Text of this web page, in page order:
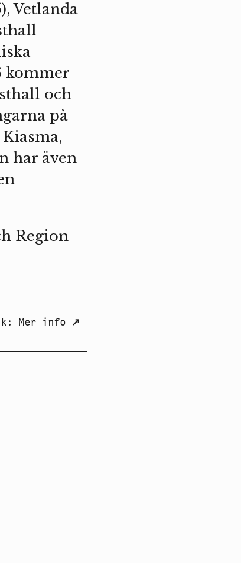
Vetlanda
kommer
och
på
har även
Region
: Mer info↗